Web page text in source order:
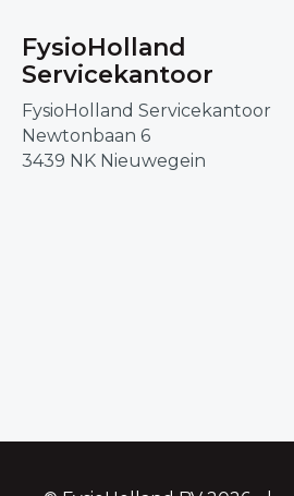
FysioHolland
Servicekantoor
FysioHolland Servicekantoor
Newtonbaan 6
3439 NK Nieuwegein